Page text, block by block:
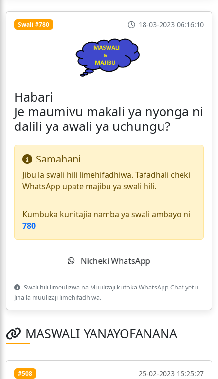
Swali #780 18-03-2023 06:16:10
Habari
Je maumivu makali ya nyonga ni
dalili ya awali ya uchungu?
Samahani
Jibu la swali hili limehifadhiwa. Tafadhali cheki
WhatsApp upate majibu ya swali hili.
Kumbuka kunitajia namba ya swali ambayo ni
780
Nicheki WhatsApp
Swali hili limeulizwa na Muulizaji kutoka WhatsApp Chat yetu.
Jina la muulizaji limehifadhiwa.
MASWALI YANAYOFANANA
#508 25-02-2023 15:25:27